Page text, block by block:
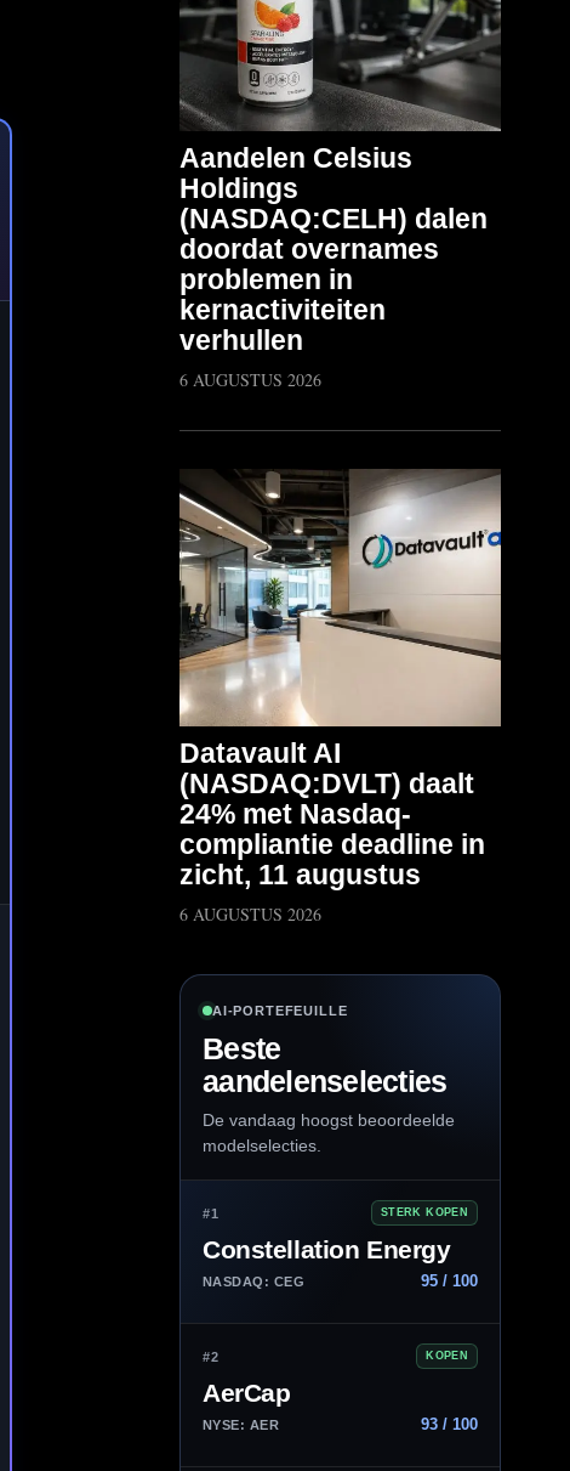
Aandelen Celsius
Holdings
(NASDAQ:CELH) dalen
doordat overnames
problemen in
kernactiviteiten
verhullen
6 AUGUSTUS 2026
Datavault AI
(NASDAQ:DVLT) daalt
24% met Nasdaq-
compliantie deadline in
zicht, 11 augustus
6 AUGUSTUS 2026
AI-PORTEFEUILLE
Beste
aandelenselecties
De vandaag hoogst beoordeelde
modelselecties.
#1 STERK KOPEN
Constellation Energy
NASDAQ: CEG 95 / 100
#2 KOPEN
AerCap
NYSE: AER 93 / 100